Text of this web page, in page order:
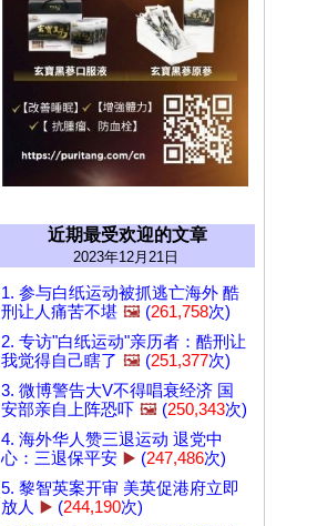
近期最受欢迎的文章
2023年12月21日
1. 参与白纸运动被抓逃亡海外 酷
刑让人痛苦不堪 🖼️ (261,758次)
2. 专访"白纸运动"亲历者：酷刑让
我觉得自己瞎了 🖼️ (251,377次)
3. 微博警告大V不得唱衰经济 国
安部亲自上阵恐吓 🖼️ (250,343次)
4. 海外华人赞三退运动 退党中
心：三退保平安 ▶️ (247,486次)
5. 黎智英案开审 美英促港府立即
放人 ▶️ (244,190次)